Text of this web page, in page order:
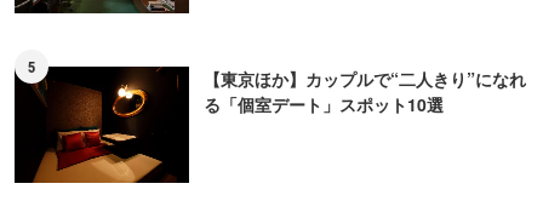
5
【東京ほか】カップルで“二人きり”になれ
る「個室デート」スポット10選